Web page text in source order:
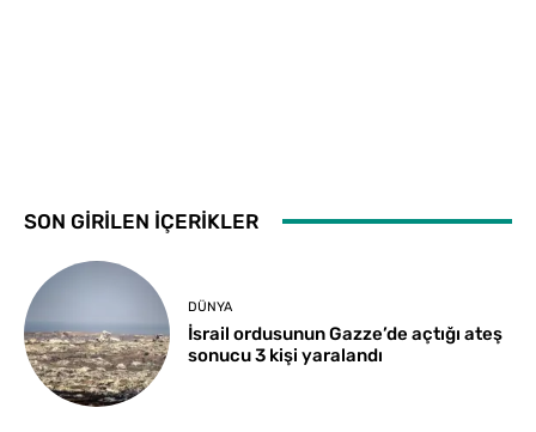
SON GİRİLEN İÇERİKLER
DÜNYA
İsrail ordusunun Gazze’de açtığı ateş
sonucu 3 kişi yaralandı